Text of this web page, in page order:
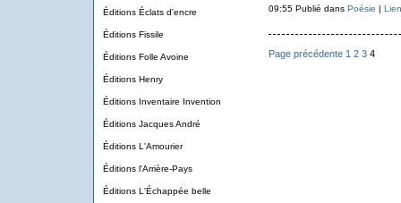
Éditions Éclats d'encre
Éditions Fissile
Éditions Folle Avoine
Éditions Henry
Éditions Inventaire Invention
Éditions Jacques André
Éditions L'Amourier
Éditions l'Arrière-Pays
Éditions L'Échappée belle
09:55 Publié dans Poésie |
Page précédente 1 2 3 4